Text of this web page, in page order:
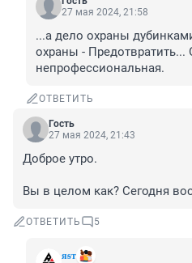
27 мая 2024, 21:58
...а дело охраны
охраны - Предотвратить...
непрофессиональная.
ОТВЕТИТЬ
Гость
27 мая 2024, 21:43
Доброе утро.
Вы в целом как? Сегодня
ОТВЕТИТЬ 5
ᴙᵴᴛ